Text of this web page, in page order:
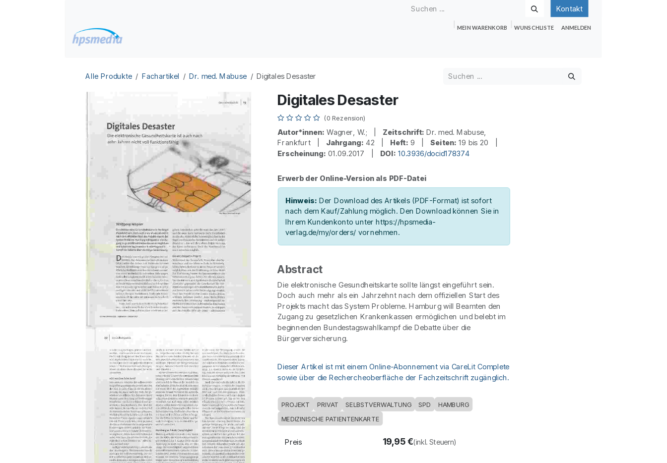
Kontakt
MEIN WARENKORB WUNSCHLISTE ANMELDEN
Alle Produkte Fachartikel Dr. med. Mabuse Digitales Desaster
Digitales Desaster
(0 Rezension)
Autor*innen: Wagner, W.; | Zeitschrift: Dr. med. Mabuse,
Frankfurt | Jahrgang: 42 | Heft: 9 |Seiten: 19 bis 20 |
Erscheinung: 01.09.2017 | DOI: 10.3936/docid178374
Erwerb der Online-Version als PDF-Datei
Hinweis: Der Download des Artikels (PDF-Format) ist sofort
nach dem Kauf/Zahlung möglich. Den Download können Sie in
Ihrem Kundenkonto unter https://hpsmedia-
verlag.de/my/orders/ vornehmen.
Abstract
Die elektronische Gesundheitskarte sollte längst eingeführt sein.
Doch auch mehr als ein Jahrzehnt nach dem offiziellen Start des
Projekts macht das System Probleme. Hamburg will Beamten den
Zugang zu gesetzlichen Krankenkassen ermöglichen und belebt im
beginnenden Bundestagswahlkampf die Debatte über die
Bürgerversicherung.
Dieser Artikel ist mit einem Online-Abonnement via CareLit Complete
sowie über die Rechercheoberfläche der Fachzeitschrift zugänglich.
PROJEKT PRIVAT SELBSTVERWALTUNG SPD
HAMBURG
MEDIZINISCHE PATIENTENKARTE
Preis 19,95€(inkl. Steuern)